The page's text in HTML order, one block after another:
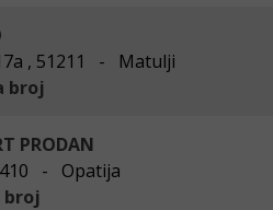
, 51211 - Matulji
broj
PRODAN
- Opatija
broj